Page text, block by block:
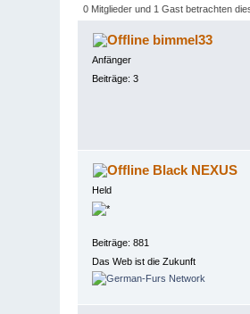
0 Mitglieder und 1 Gast betrachten
bimmel33
Anfänger
Beiträge: 3
Black NEXUS
Held
Beiträge: 881
Das Web ist die Zukunft